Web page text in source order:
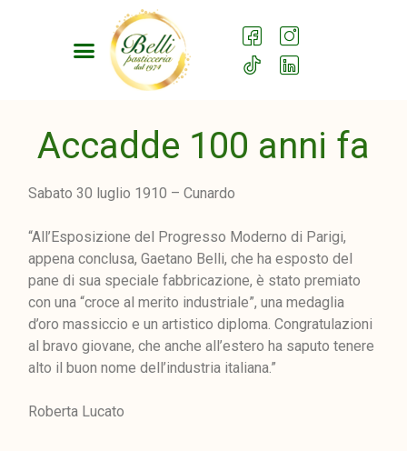
Accadde 100 anni fa
Sabato 30 luglio 1910 – Cunardo
“All’Esposizione del Progresso Moderno di Parigi,
appena conclusa, Gaetano Belli, che ha esposto del
pane di sua speciale fabbricazione, è stato premiato
con una “croce al merito industriale”, una medaglia
d’oro massiccio e un artistico diploma. Congratulazioni
al bravo giovane, che anche all’estero ha saputo tenere
alto il buon nome dell’industria italiana.”
Roberta Lucato